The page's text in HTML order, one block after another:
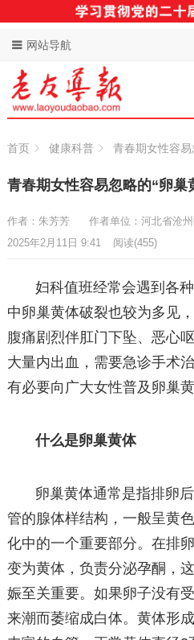
网站导航
首页 健康科普 青春期女性容易
青春期女性容易忽略的“卵巢
作者：朱芳芳
作者单位：河北省沧
2025年2月11日 9:41
阅读(455)
妇科值班经常会遇到各
中卵巢黄体破裂也较为多见
腹痛剧烈伴肛门下坠、恶心
大量内出血，需要急诊手术
有必要向广大女性普及卵巢
什么是卵巢黄体
卵巢黄体通常是指排卵
管的腺体样结构，一般呈黄
化中的一个重要部分。在排
变为黄体，负责分泌孕酮，
娠至关重要。如果卵子没有
来潮而萎缩成白体。黄体形